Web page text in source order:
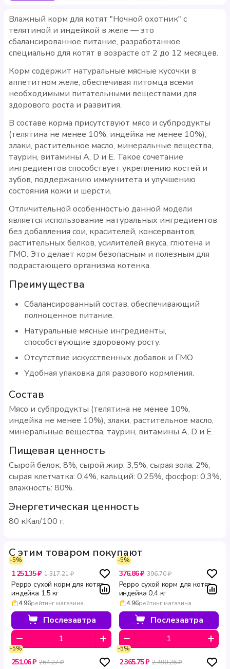
Влажный корм для котят "Ночной охотник" с
телятиной и индейкой в желе — это
сбалансированное питание, разработанное
специально для котят в возрасте от 2 до 12 месяцев.
Корм содержит натуральные мясные кусочки в
аппетитном желе, обеспечивая питомца всеми
необходимыми питательными веществами для
здорового роста и развития.
В составе корма присутствуют мясо и субпродукты
(телятина не менее 10%, индейка не менее 10%),
злаки, растительное масло, минеральные вещества,
таурин, витамины A, D и E. Такое сочетание
ингредиентов способствует укреплению костей и
зубов, поддержанию иммунитета и улучшению
состояния кожи и шерсти.
Отличительной особенностью данной модели
является использование натуральных ингредиентов
без добавления сои, красителей, консервантов,
растительных белков, усилителей вкуса, глютена и
ГМО. Это делает корм безопасным и полезным для
подрастающего организма котенка.
Преимущества
Сбалансированный состав, обеспечивающий
полноценное питание.
Натуральные мясные ингредиенты,
способствующие здоровому росту.
Отсутствие искусственных добавок и ГМО.
Удобная упаковка для разового кормления.
Состав
Мясо и субпродукты (телятина не менее 10%,
индейка не менее 10%), злаки, растительное масло,
минеральные вещества, таурин, витамины A, D и E.
Пищевая ценность
Сырой белок: 8%, сырой жир: 3,5%, сырая зола: 2%,
сырая клетчатка: 0,4%, кальций: 0,25%, фосфор: 0,3%,
влажность: 80%.
Энергетическая ценность
80 кКал/100 г.
С этим товаром покупают
-5%
1 251.35 ₽ 1 317.21 ₽
Peppo сухой корм для котят
индейка 1,5 кг
4.96рейтинг магазина
Послезавтра
-5%
376.86 ₽ 396.70 ₽
Peppo сухой корм для котят
индейка 0,4 кг
4.96рейтинг магазина
Послезавтра
-5%
251.06 ₽ 264.27 ₽
-5%
2 365.75 ₽ 2 490.26 ₽